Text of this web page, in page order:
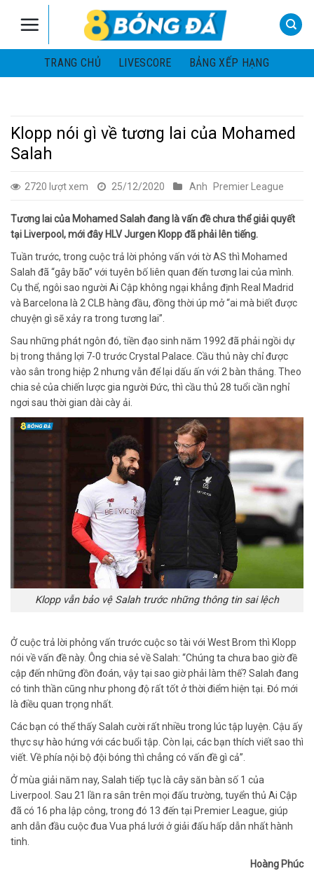
TRANG CHỦ
LIVESCORE BẢNG XẾP HẠNG
Klopp nói gì về tương lai của Mohamed
Salah
2720 lượt xem 25/12/2020 Anh Premier League
Tương lai của Mohamed Salah đang là vấn đề chưa thể giải quyết
tại Liverpool, mới đây HLV Jurgen Klopp đã phải lên tiếng.
Tuần trước, trong cuộc trả lời phỏng vấn với tờ AS thì Mohamed
Salah đã “gây bão” với tuyên bố liên quan đến tương lai của mình.
Cụ thể, ngôi sao người Ai Cập không ngại khẳng định Real Madrid
và Barcelona là 2 CLB hàng đầu, đồng thời úp mở “ai mà biết được
chuyện gì sẽ xảy ra trong tương lai”.
Sau những phát ngôn đó, tiền đạo sinh năm 1992 đã phải ngồi dự
bị trong thắng lợi 7-0 trước Crystal Palace. Cầu thủ này chỉ được
vào sân trong hiệp 2 nhưng vẫn để lại dấu ấn với 2 bàn thắng. Theo
chia sẻ của chiến lược gia người Đức, thì cầu thủ 28 tuổi cần nghỉ
ngơi sau thời gian dài cày ải.
Klopp vẫn bảo vệ Salah trước những thông tin sai lệch
Ở cuộc trả lời phỏng vấn trước cuộc so tài với West Brom thì Klopp
nói về vấn đề này. Ông chia sẻ về Salah: “Chúng ta chưa bao giờ đề
cập đến những đồn đoán, vậy tại sao giờ phải làm thế? Salah đang
có tinh thần cũng như phong độ rất tốt ở thời điểm hiện tại. Đó mới
là điều quan trọng nhất.
Các bạn có thể thấy Salah cười rất nhiều trong lúc tập luyện. Cậu ấy
thực sự hào hứng với các buổi tập. Còn lại, các bạn thích viết sao thì
viết. Về phía nội bộ đội bóng thì chẳng có vấn đề gì cả”.
Ở mùa giải năm nay, Salah tiếp tục là cây săn bàn số 1 của
Liverpool. Sau 21 lần ra sân trên mọi đấu trường, tuyển thủ Ai Cập
đã có 16 pha lập công, trong đó 13 đến tại Premier League, giúp
anh dẫn đầu cuộc đua Vua phá lưới ở giải đấu hấp dẫn nhất hành
tinh.
Hoàng Phúc